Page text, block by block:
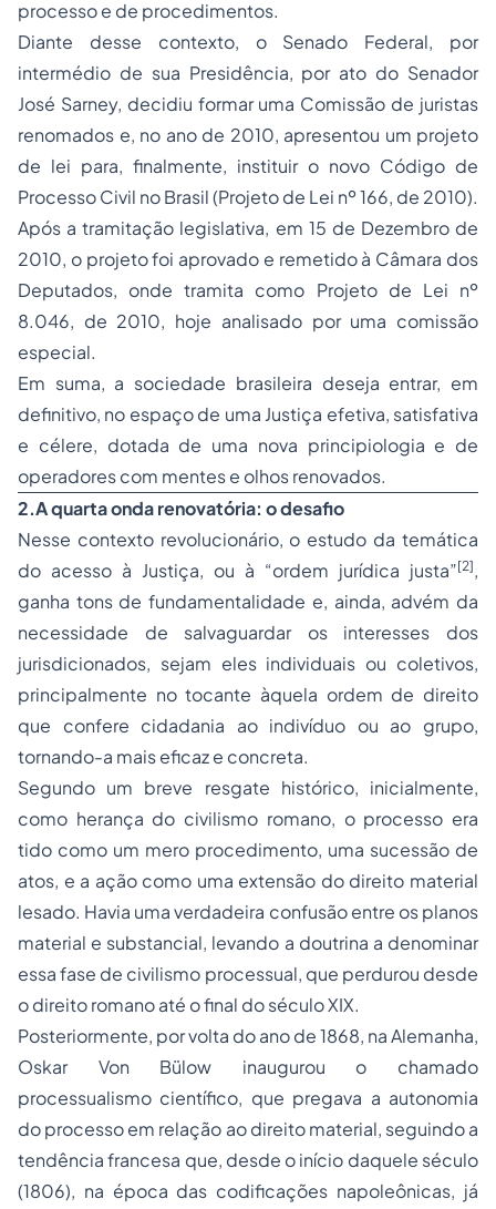
processo e de procedimentos.
Diante desse contexto, o Senado Federal, por
intermédio de sua Presidência, por ato do Senador
José Sarney, decidiu formar uma Comissão de juristas
renomados e, no ano de 2010, apresentou um projeto
de lei para, finalmente, instituir o novo Código de
Processo Civil no Brasil (Projeto de Lei nº 166, de 2010).
Após a tramitação legislativa, em 15 de Dezembro de
2010, o projeto foi aprovado e remetido à Câmara dos
Deputados, onde tramita como Projeto de Lei nº
8.046, de 2010, hoje analisado por uma comissão
especial.
Em suma, a sociedade brasileira deseja entrar, em
definitivo, no espaço de uma Justiça efetiva, satisfativa
e célere, dotada de uma nova principiologia e de
operadores com mentes e olhos renovados.
2.A quarta onda renovatória: o desafio
Nesse contexto revolucionário, o estudo da temática
do acesso à Justiça, ou à “ordem jurídica justa”[2],
ganha tons de fundamentalidade e, ainda, advém da
necessidade de salvaguardar os interesses dos
jurisdicionados, sejam eles individuais ou coletivos,
principalmente no tocante àquela ordem de direito
que confere cidadania ao indivíduo ou ao grupo,
tornando-a mais eficaz e concreta.
Segundo um breve resgate histórico, inicialmente,
como herança do civilismo romano, o processo era
tido como um mero procedimento, uma sucessão de
atos, e a ação como uma extensão do direito material
lesado. Havia uma verdadeira confusão entre os planos
material e substancial, levando a doutrina a denominar
essa fase de civilismo processual, que perdurou desde
odireito romanoaté o final do século XIX.
Posteriormente, por volta do ano de 1868, na Alemanha,
Oskar Von Bülow inaugurou o chamado
processualismo científico, que pregava a autonomia
do processo em relação ao direito material, seguindo a
tendência francesa que, desde o início daquele século
(1806), na época das codificações napoleônicas, já